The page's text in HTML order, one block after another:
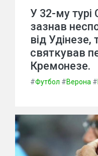
У 32-му турі
зазнав
від Удінезе,
святкував
Кремонезе.
#Футбол #Верона #